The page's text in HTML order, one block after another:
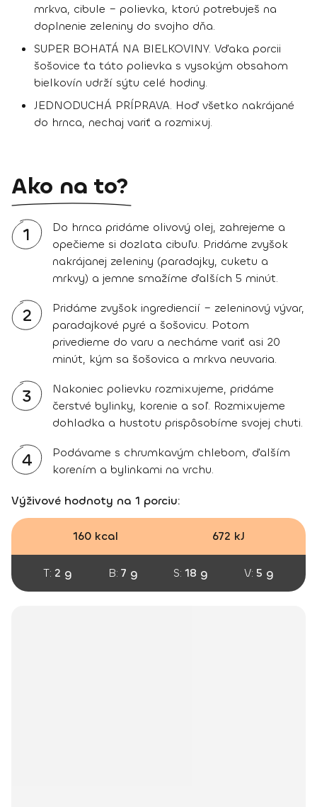
mrkva, cibule – polievka, ktorú potrebuješ na
doplnenie zeleniny do svojho dňa.
SUPER BOHATÁ NA BIELKOVINY. Vďaka porcii
šošovice ťa táto polievka s vysokým obsahom
bielkovín udrží sýtu celé hodiny.
JEDNODUCHÁ PRÍPRAVA. Hoď všetko nakrájané
do hrnca, nechaj variť a rozmixuj.
Ako na to?
1
Do hrnca pridáme olivový olej, zahrejeme a
opečieme si dozlata cibuľu. Pridáme zvyšok
nakrájanej zeleniny (paradajky, cuketu a
mrkvy) a jemne smažíme ďalších 5 minút.
2
Pridáme zvyšok ingrediencií – zeleninový vývar,
paradajkové pyré a šošovicu. Potom
privedieme do varu a necháme variť asi 20
minút, kým sa šošovica a mrkva neuvaria.
3
Nakoniec polievku rozmixujeme, pridáme
čerstvé bylinky, korenie a soľ. Rozmixujeme
dohladka a hustotu prispôsobíme svojej chuti.
4
Podávame s chrumkavým chlebom, ďalším
korením a bylinkami na vrchu.
Výživové hodnoty na 1 porciu:
160 kcal 672 kJ
T: 2 g B: 7 g S: 18 g V: 5 g